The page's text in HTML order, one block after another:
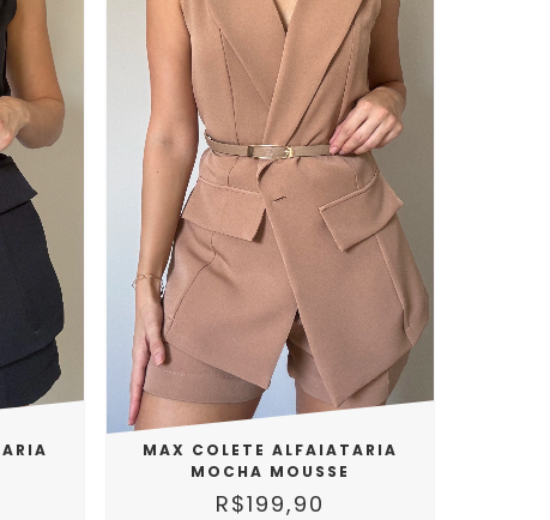
MAX COLETE ALFAIATARIA
MOCHA MOUSSE
R$199,90